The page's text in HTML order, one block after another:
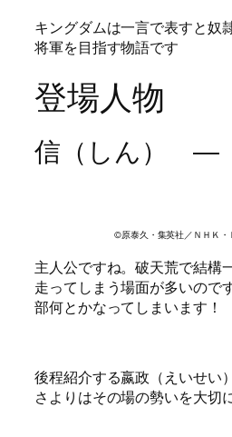
キングダムは一言で表すと奴
将軍を目指す物語です
登場人物
信（しん） ―
©原泰久・集英社／ＮＨＫ・
主人公ですね。破天荒で結構
走ってしまう場面が多いので
部何とかなってしまいます！
後程紹介する嬴政（えいせい
さよりはその場の勢いを大切